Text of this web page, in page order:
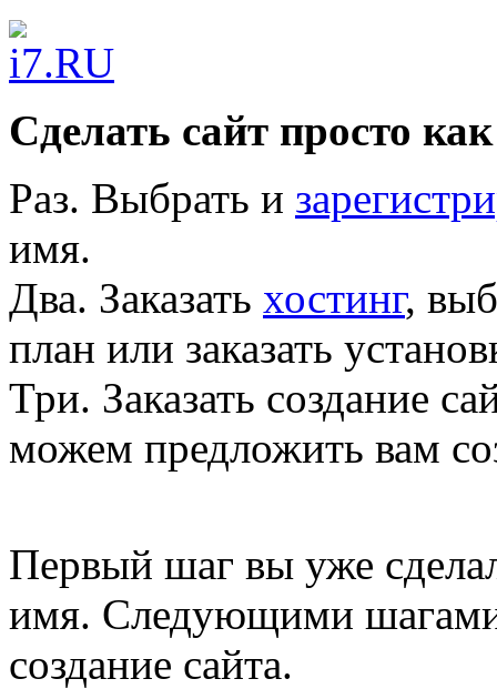
Сделать сайт просто как
Раз. Выбрать и
имя.
Два. Заказать хостинг,
план или заказать
Три. Заказать создание
можем предложить вам
Первый шаг вы уже
имя. Следующими шагами
создание сайта.